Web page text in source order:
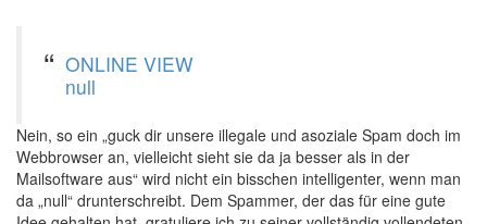
ONLINE VIEW
null
Nein, so ein „guck dir unsere illegale und asoziale Spam doch im
Webbrowser an, vielleicht sieht sie da ja besser als in der
Mailsoftware aus“ wird nicht ein bisschen intelligenter, wenn man
da „null“ drunterschreibt. Dem Spammer, der das für eine gute